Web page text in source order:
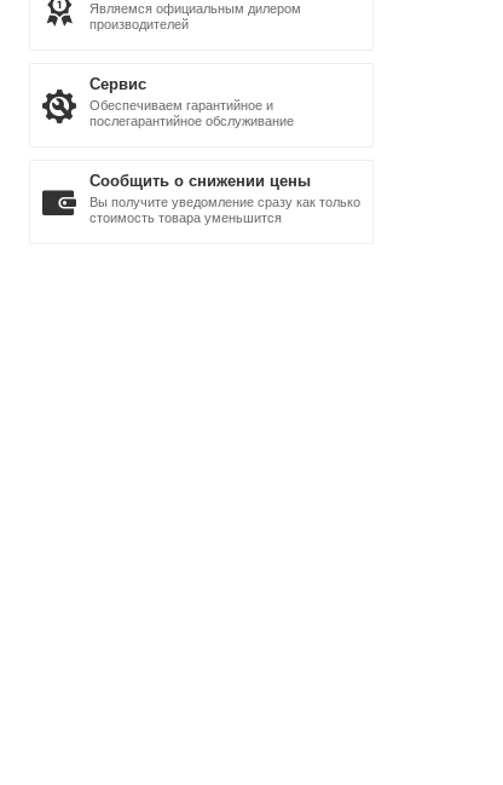
Являемся официальным дилером
производителей
Сервис
Обеспечиваем гарантийное и
послегарантийное обслуживание
Сообщить о снижении цены
Вы получите уведомление сразу как только
стоимость товара уменьшится